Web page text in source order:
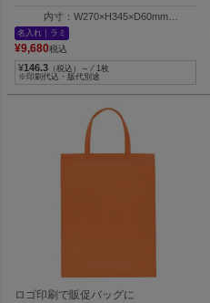
内寸：W270×H345×D60mm
外寸：W330×H345×D60mm
名入れ｜ラミ
¥9,680税込
¥146.3 （税込）～ ⁄ 1枚
※印刷代込・版代別途
ロゴ印刷で販促バッグに